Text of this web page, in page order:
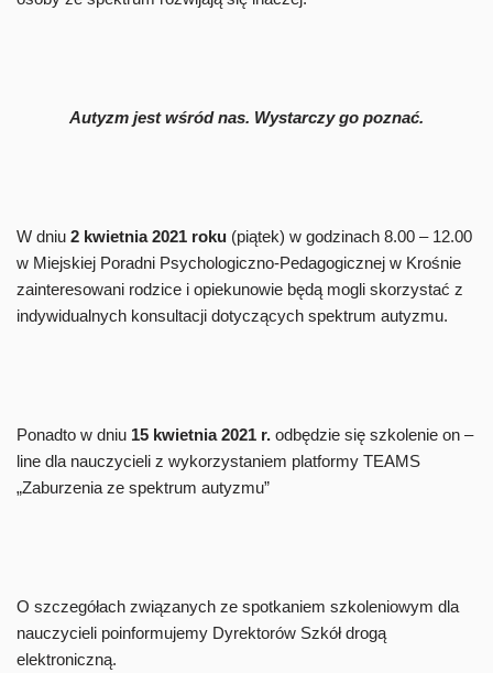
Autyzm jest wśród nas. Wystarczy go poznać.
W dniu 2 kwietnia 2021 roku (piątek) w godzinach 8.00 – 12.00
w Miejskiej Poradni Psychologiczno-Pedagogicznej w Krośnie
zainteresowani rodzice i opiekunowie będą mogli skorzystać z
indywidualnych konsultacji dotyczących spektrum autyzmu.
Ponadto w dniu 15 kwietnia 2021 r. odbędzie się szkolenie on –
line dla nauczycieli z wykorzystaniem platformy TEAMS
„Zaburzenia ze spektrum autyzmu”
O szczegółach związanych ze spotkaniem szkoleniowym dla
nauczycieli poinformujemy Dyrektorów Szkół drogą
elektroniczną.